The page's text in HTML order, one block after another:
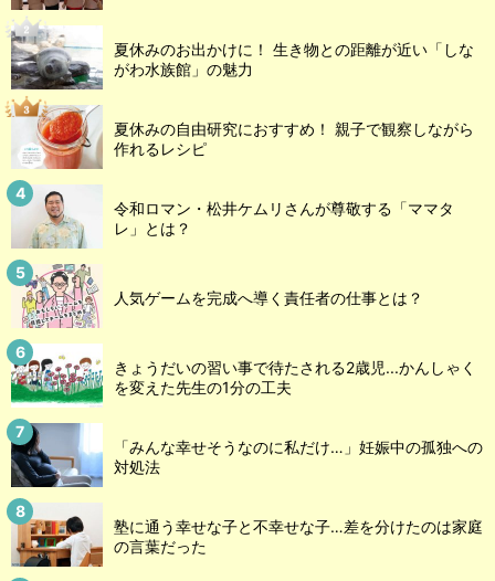
夏休みのお出かけに！ 生き物との距離が近い「しな
がわ水族館」の魅力
夏休みの自由研究におすすめ！ 親子で観察しながら
作れるレシピ
令和ロマン・松井ケムリさんが尊敬する「ママタ
レ」とは？
人気ゲームを完成へ導く責任者の仕事とは？
きょうだいの習い事で待たされる2歳児...かんしゃく
を変えた先生の1分の工夫
「みんな幸せそうなのに私だけ…」妊娠中の孤独への
対処法
塾に通う幸せな子と不幸せな子…差を分けたのは家庭
の言葉だった